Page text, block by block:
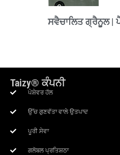
ਸਵੈਚਾਲਿਤ ਗ੍ਰੈਨੂਲ |
Taizy® ਕੰਪਨੀ
ਪੇਸ਼ੇਵਰ ਹੱਲ
ਉੱਚ ਗੁਣਵੱਤਾ ਵਾਲੇ ਉਤਪਾਦ
ਪੂਰੀ ਸੇਵਾ
ਗਲੋਬਲ ਪ੍ਰਤਿਸ਼ਠਾ